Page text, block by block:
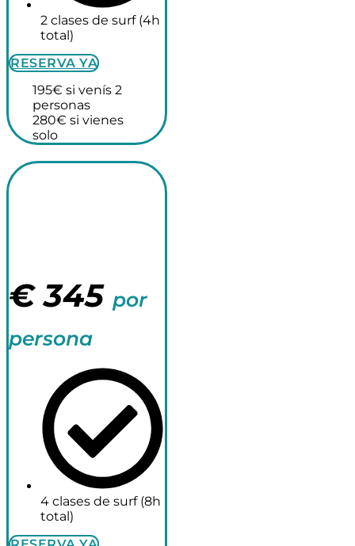
2 clases de surf (4h
total)
RESERVA YA
195€ si venís 2
personas
280€ si vienes
solo
€ 345 por
persona
4 clases de surf (8h
total)